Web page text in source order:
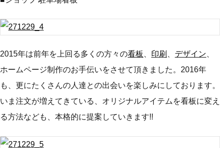
2015年は前年を上回る多くの方々の看板 印刷 デザイン
ホームページ制作のお手伝いをさせて頂きました。2016年
も、更にたくさんの人達との出会いを楽しみにしております。
いま注文が増えてきている、オリジナルアイテムを看板に変え
る方法なども、本格的に提案していきます!!